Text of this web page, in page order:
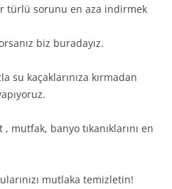
türlü sorunu en aza indirmek
biz buradayız.
su kaçaklarınıza kırmadan
mutfak, banyo tıkanıklarını en
mutlaka temizletin!